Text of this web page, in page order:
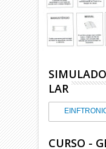
LAR
CURSO -